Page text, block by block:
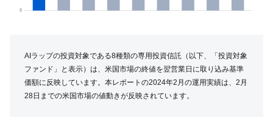
AIラップの投資対象である8種類の専用投資信託（以下、「投資対象
ファンド」と表示）は、米国市場の終値を翌営業日に取り込み基準
価額に反映しています。本レポートの2024年2月の運用実績は、2月
28日までの米国市場の値動きが反映されています。